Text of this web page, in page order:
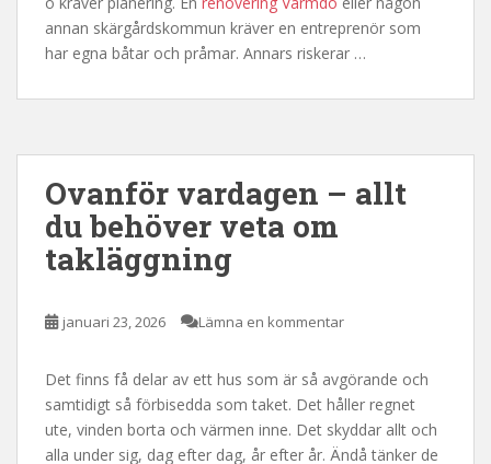
annan skärgårdskommun kräver en entreprenör som
har egna båtar och pråmar. Annars riskerar …
Ovanför vardagen – allt
du behöver veta om
takläggning
januari 23, 2026 Lämna en kommentar
Det finns få delar av ett hus som är så avgörande och
samtidigt så förbisedda som taket. Det håller regnet
ute, vinden borta och värmen inne. Det skyddar allt och
alla under sig, dag efter dag, år efter år. Ändå tänker de